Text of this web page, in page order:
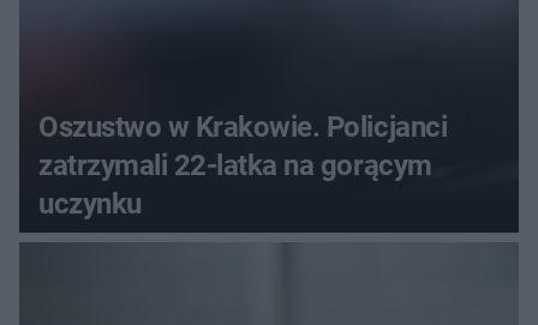
Oszustwo w Krakowie. Policjanci
zatrzymali 22-latka na gorącym
uczynku